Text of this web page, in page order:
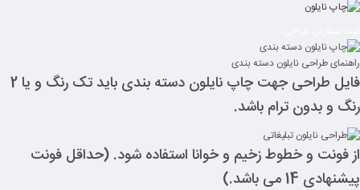
راهنمای طراحی نایلون دسته بندی
فایل طراحی جهت چاپ نایلون دسته بندی باید تک رنگ و یا 2
رنگ و بدون ترام باشد.
از فونت و خطوط زخیم و خوانا استفاده شود. (حداقل فونت
پیشنهادی 14 می باشد.)